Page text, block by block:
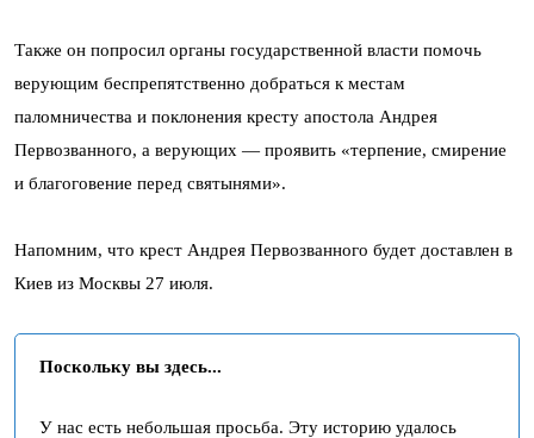
Также он попросил органы государственной власти помочь
верующим беспрепятственно добраться к местам
паломничества и поклонения кресту апостола Андрея
Первозванного, а верующих — проявить «терпение, смирение
и благоговение перед святынями».
Напомним, что крест Андрея Первозванного будет доставлен в
Киев из Москвы 27 июля.
Поскольку вы здесь...
У нас есть небольшая просьба. Эту историю удалось